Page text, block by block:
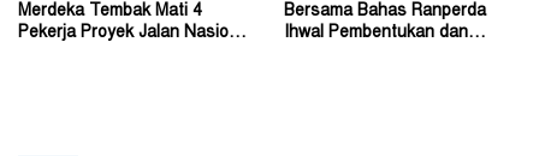
Merdeka Tembak Mati 4
Pekerja Proyek Jalan Nasional
Bersama Bahas Ranperda
Ihwal Pembentukan dan